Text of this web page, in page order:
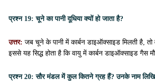
प्रश्न 19: चूने का पानी दूधिया क्यों हो जाता है?
उत्तर: जब चूने के पानी में कार्बन डाइऑक्साइड मिलती है, तो
इससे यह सिद्ध होता है कि वायु में कार्बन डाइऑक्साइड गैस
प्रश्न 20: सौर मंडल में कुल कितने ग्रह हैं? उनके नाम